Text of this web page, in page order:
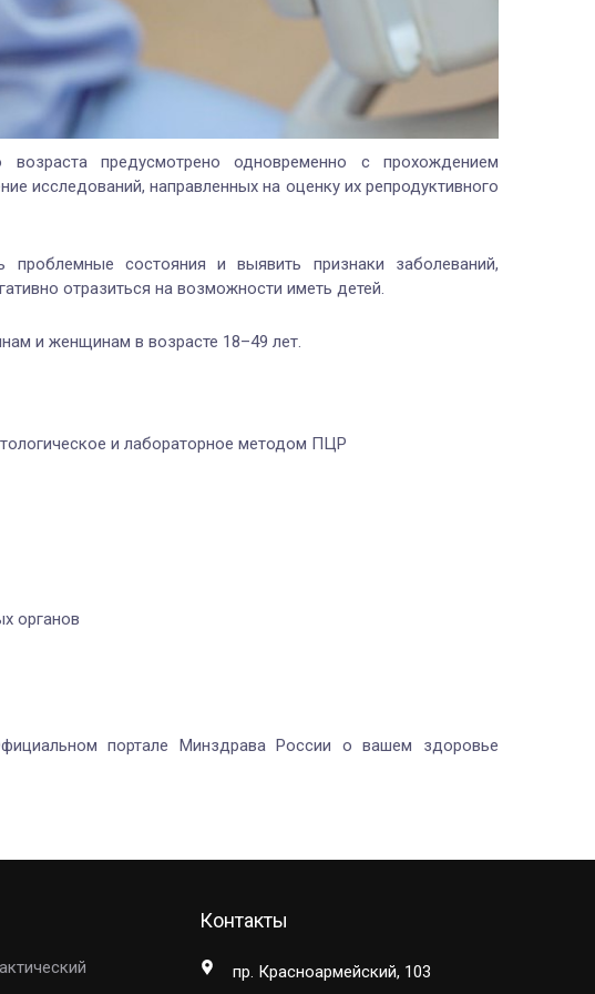
предусмотрено одновременно с прохождением
исследований, направленных на оценку их репродуктивного
состояния и выявить признаки заболеваний,
отразиться на возможности иметь детей.
и женщинам в возрасте 18–49 лет.
и лабораторное методом ПЦР
органов
портале Минздрава России о вашем здоровье
Контакты
пр. Красноармейский, 103